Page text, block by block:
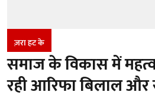
ज़रा हट के
समाज के विकास में
रही आरिफा बिलाल और